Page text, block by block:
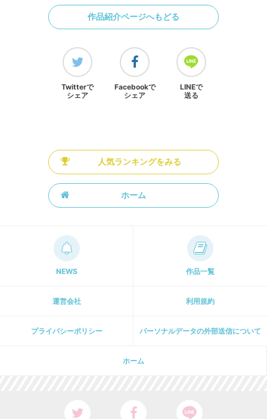
作品紹介ページへもどる
Twitterで
シェア
Facebookで
シェア
LINEで
送る
人気ランキングをみる
ホーム
NEWS 作品一覧
運営会社 利用規約
プライパシーポリシー パーソナルデータの外部送信について
ホーム